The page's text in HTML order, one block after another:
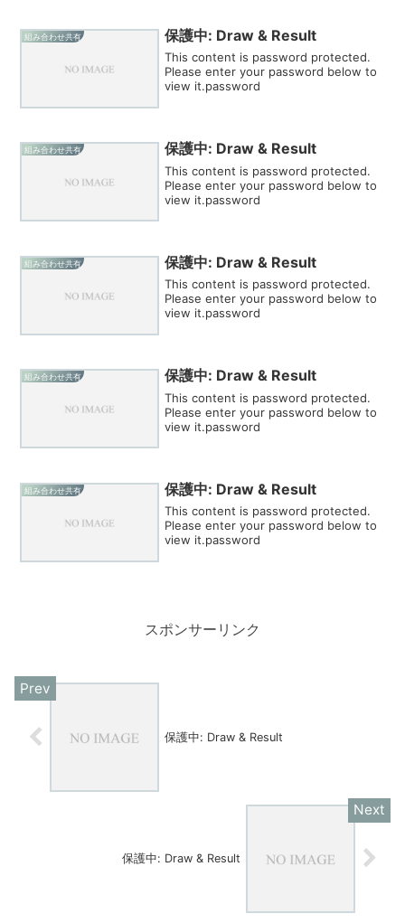
組み合わせ共有 保護中: Draw & Result
This content is password protected.
Please enter your password below to
view it.password
組み合わせ共有 保護中: Draw & Result
This content is password protected.
Please enter your password below to
view it.password
組み合わせ共有 保護中: Draw & Result
This content is password protected.
Please enter your password below to
view it.password
組み合わせ共有 保護中: Draw & Result
This content is password protected.
Please enter your password below to
view it.password
組み合わせ共有 保護中: Draw & Result
This content is password protected.
Please enter your password below to
view it.password
スポンサーリンク
保護中: Draw & Result
保護中: Draw & Result